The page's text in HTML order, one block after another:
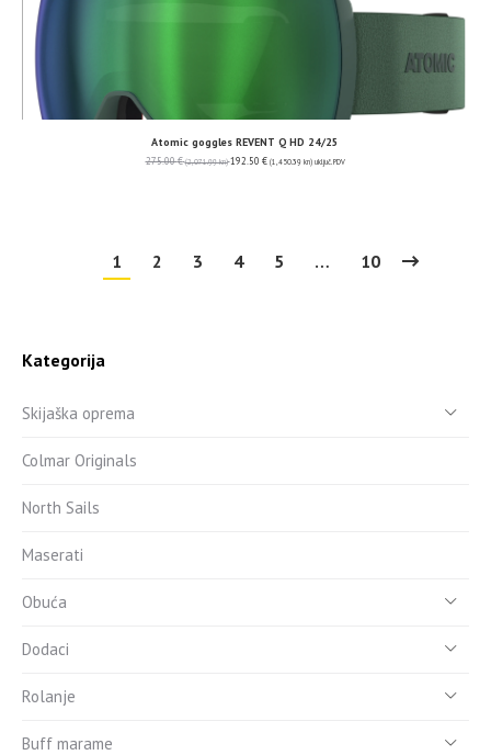
Atomic goggles REVENT Q HD 24/25
275.00€ (2,071.99 kn) 192.50 € (1,450.39 kn) uključ. PDV
1 2 3 4 5 … 10
Kategorija
Skijaška oprema
Colmar Originals
North Sails
Maserati
Obuća
Dodaci
Rolanje
Buff marame